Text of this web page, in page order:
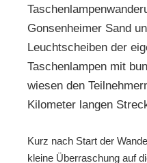
Gonsenheimer Sand
Leuchtscheiben der
Taschenlampen mit
wiesen den
Kilometer langen
Kurz nach Start der
kleine Überraschung auf